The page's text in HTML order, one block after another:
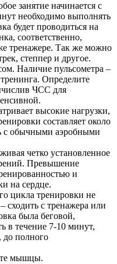
занятие начинается с
необходимо выполнять
будет проводиться на
соответственно,
тренажере. Так же можно
степпер и другое.
Наличие пульсометра –
тренинга. Определите
ЧСС для
высокие нагрузки,
составляет около
с обычными аэробными
четко установленное
Превышение
и
на сердце.
цикла тренировки не
сходить с тренажера или
была беговой,
в течение 7-10 минут,
до полного
мышцы.